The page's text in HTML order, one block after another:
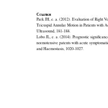
Ссылки
Park JH, e. a. (2012). Evaluation of Right
Tricuspid Annular Motion in Patients with
Ultrasound, 181-188.
Lobo JL, e. a. (2014). Prognostic
normotensive patents with acute
and Haemostasis, 1020-1027.